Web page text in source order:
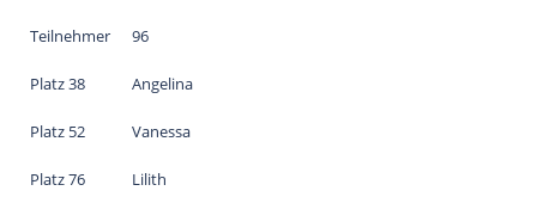
Teilnehmer 96
Platz 38 Angelina
Platz 52 Vanessa
Platz 76 Lilith